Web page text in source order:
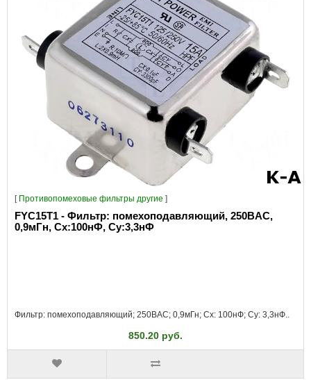
[ Противопомеховые фильтры другие ]
FYC15T1 - Фильтр: помехоподавляющий, 250ВAC,
0,9мГн, Сх:100нФ, Су:3,3нФ
Фильтр: помехоподавляющий; 250ВAC; 0,9мГн; Cx: 100нФ; Cy: 3,3нФ..
850.20 руб.